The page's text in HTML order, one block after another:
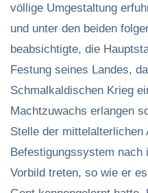
völlige Umgestaltung
und unter den beiden
beabsichtigte, die
Festung seines Landes,
Schmalkaldischen Krieg
Machtzuwachs erlangen
Stelle der mittelalterlichen
Befestigungssystem nach
Vorbild treten, so wie er